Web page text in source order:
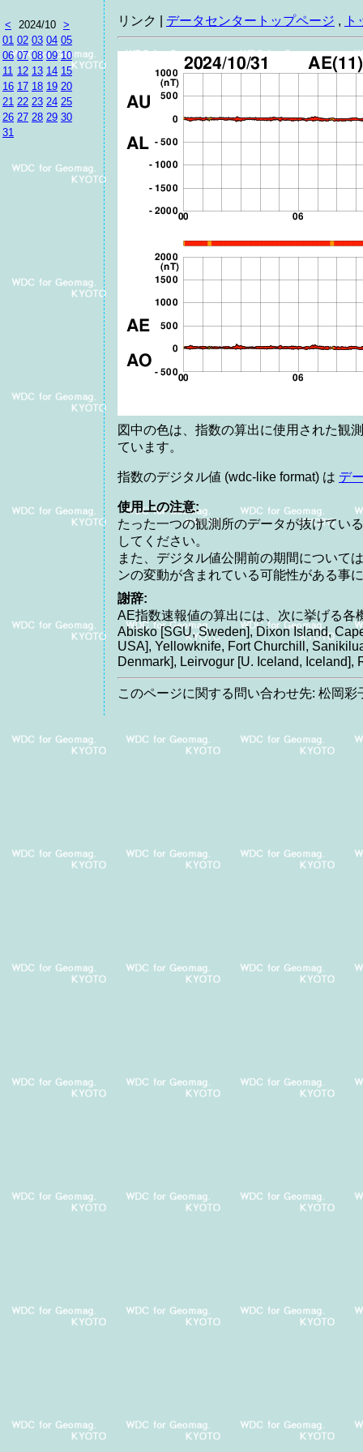
< 2024/10 >
01 02 03 04 05
06 07 08 09 10
11 12 13 14 15
16 17 18 19 20
21 22 23 24 25
26 27 28 29 30
31
リンク | データセンタートップページ ,
図中の色は、指数の算出に使用された観
ています。
指数のデジタル値 (wdc-like format) は デ
使用上の注意:
たった一つの観測所のデータが抜けてい
してください。
また、デジタル値公開前の期間について
ンの変動が含まれている可能性がある事
謝辞:
AE指数速報値の算出には、次に挙げる
Abisko [SGU, Sweden], Dixon Island,
USA], Yellowknife, Fort Churchill,
Denmark], Leirvogur [U. Iceland, Iceland],
このページに関する問い合わせ先: 松岡彩